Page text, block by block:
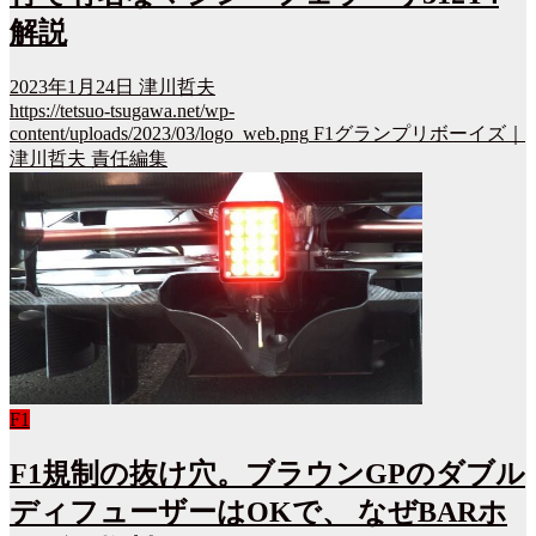
解説
2023年1月24日 津川哲夫
https://tetsuo-tsugawa.net/wp-
content/uploads/2023/03/logo_web.png F1グランプリボーイズ｜
津川哲夫 責任編集
F1
F1規制の抜け穴。ブラウンGPのダブル
ディフューザーはOKで、 なぜBARホ